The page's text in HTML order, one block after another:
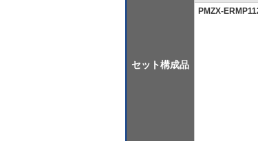
セット構成品
PMZX-